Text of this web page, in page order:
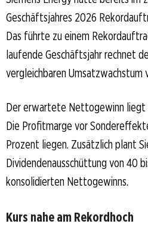
Geschäftsjahres 2026
Das führte zu einem
laufende Geschäftsjahr rechnet
vergleichbaren Umsatzwachstum
Der erwartete Nettogewinn liegt
Die Profitmarge vor
Prozent liegen. Zusätzlich plant
Dividendenausschüttung von 40
konsolidierten Nettogewinns.
Kurs nahe am Rekordhoch